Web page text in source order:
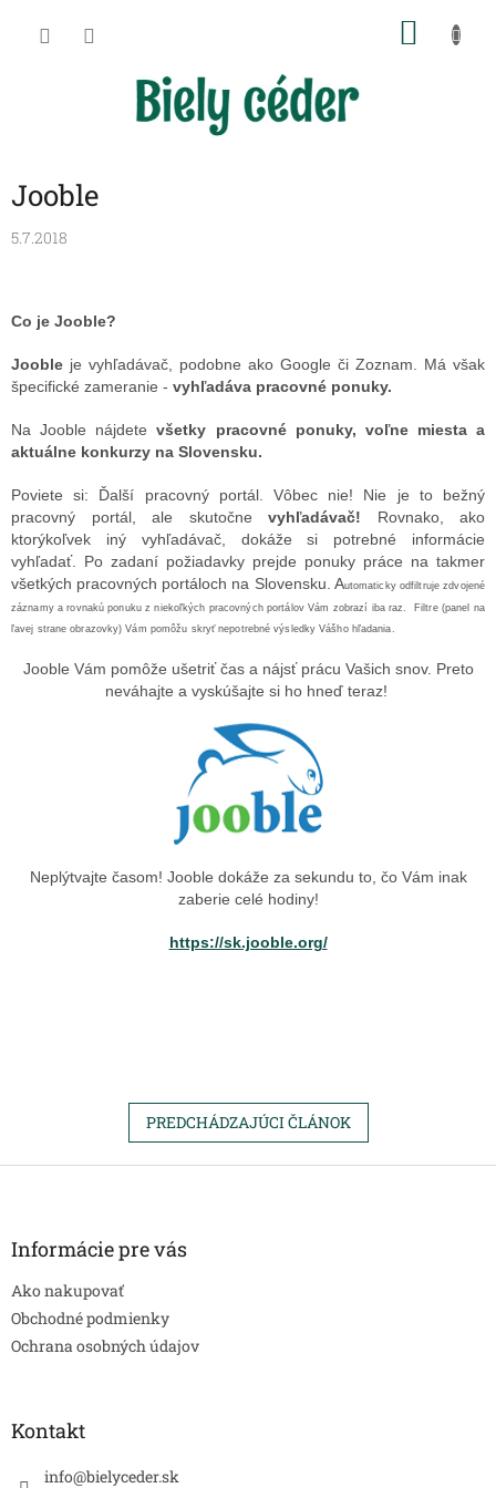
Jooble
5.7.2018
Co je Jooble?
Jooble je vyhľadávač, podobne ako Google či Zoznam. Má však
špecifické zameranie - vyhľadáva pracovné ponuky.
Na Jooble nájdetevšetky pracovné ponuky, voľne miesta a
aktuálne konkurzy na Slovensku.
Poviete si: Ďalší pracovný portál. Vôbec nie! Nie je to bežný
pracovný portál, ale skutočne vyhľadávač! Rovnako, ako
ktorýkoľvek iný vyhľadávač, dokáže si potrebné informácie
vyhľadať. Po zadaní požiadavky prejde ponuky práce na takmer
všetkých pracovných portáloch na Slovensku. Automaticky odfiltruje zdvojené
záznamy a rovnakú ponuku z niekoľkých pracovných portálov Vám zobrazí iba raz. Filtre (panel na
ľavej strane obrazovky) Vám pomôžu skryť nepotrebné výsledky Vášho hľadania.
Jooble Vám pomôže ušetriť čas a nájsť prácu Vašich snov. Preto
neváhajte a vyskúšajte si ho hneď teraz!
Neplýtvajte časom! Jooble dokáže za sekundu to, čo Vám inak
zaberie celé hodiny!
https://sk.jooble.org/
PREDCHÁDZAJÚCI ČLÁNOK
Z
Informácie pre vás
Ako nakupovať
Obchodné podmienky
Ochrana osobných údajov
Kontakt
info@bielyceder.sk